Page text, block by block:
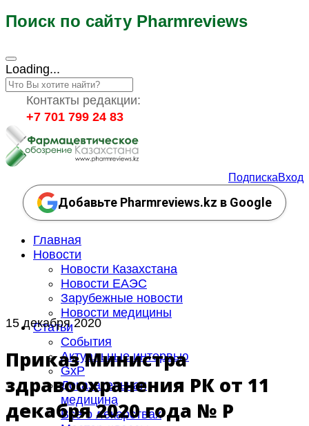
Поиск по сайту Pharmreviews
Loading...
Контакты редакции:
+7 701 799 24 83
ПодпискаВход
Добавьте Pharmreviews.kz в Google
Главная
Новости
Новости Казахстана
Новости ЕАЭС
Зарубежные новости
Новости медицины
Статьи
События
Актуальные интервью
GxP
Доказательная
медицина
Все о лекарствах
15 декабря 2020
Приказ Министра
здравоохранения РК от 11
декабря 2020 года № ҚР